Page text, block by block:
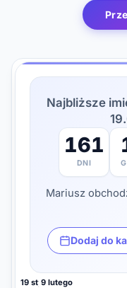
Najbliższe
161
DNI
Mariusz
Dodaj do
19 stycznia
9 lutego